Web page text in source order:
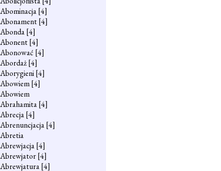
Abominacja[4]
Abonament[4]
Abonda[4]
Abonent[4]
Abonować [4]
Abordaż[4]
Aborygieni[4]
Abowiem[4]
Abowiem
Abrahamita[4]
Abrecja[4]
Abrenuncjacja[4]
Abretia
Abrewjacja[4]
Abrewjator[4]
Abrewjatura[4]